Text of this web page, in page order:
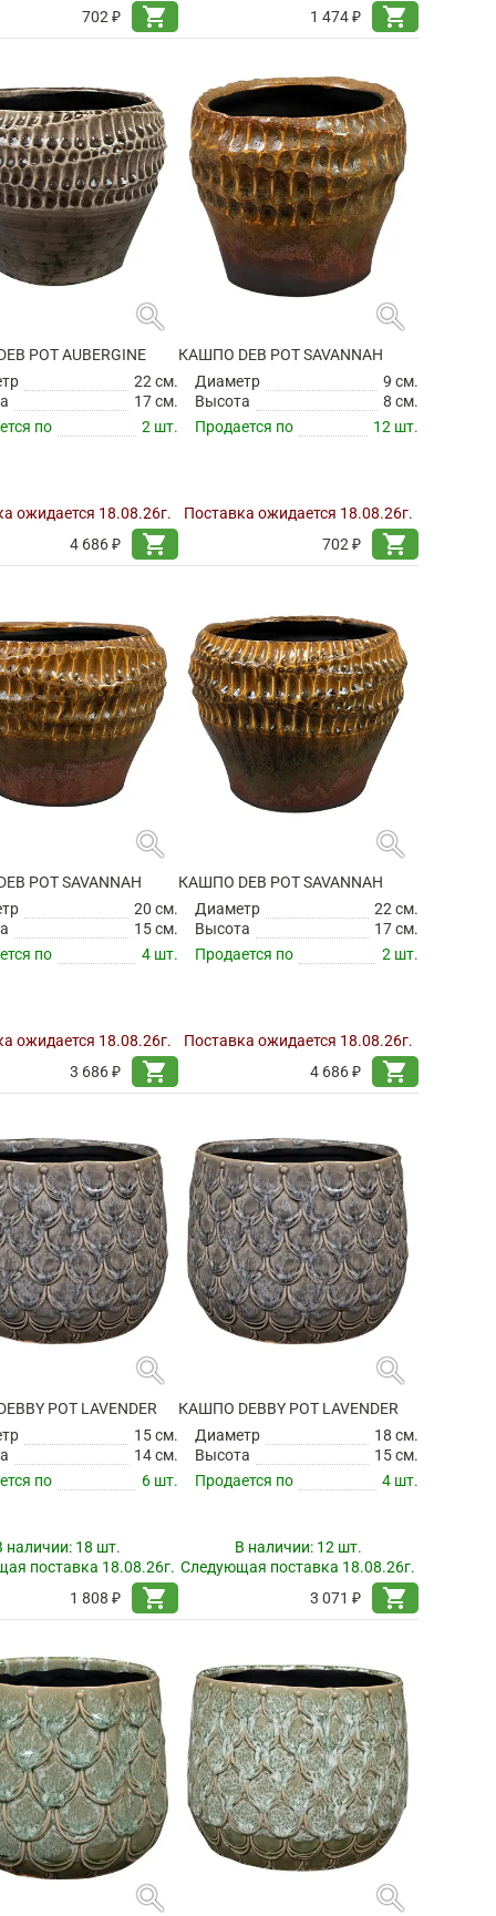
702 ₽
shopping_cart
1 474 ₽
shopping_cart
search
POT AUBERGINE
22 см.
17 см.
по
2 шт.
ожидается 18.08.26г.
4 686 ₽
shopping_cart
search
КАШПО DEB POT SAVANNAH
Диаметр
9 см.
Высота
8 см.
Продается по
12 шт.
Поставка ожидается 18.08.26г.
702 ₽
shopping_cart
search
POT SAVANNAH
20 см.
15 см.
по
4 шт.
ожидается 18.08.26г.
3 686 ₽
shopping_cart
search
КАШПО DEB POT SAVANNAH
Диаметр
22 см.
Высота
17 см.
Продается по
2 шт.
Поставка ожидается 18.08.26г.
4 686 ₽
shopping_cart
search
POT LAVENDER
15 см.
14 см.
по
6 шт.
наличии: 18 шт.
поставка 18.08.26г.
1 808 ₽
shopping_cart
search
КАШПО DEBBY POT LAVENDER
Диаметр
18 см.
Высота
15 см.
Продается по
4 шт.
В наличии: 12 шт.
Следующая поставка 18.08.26г.
3 071 ₽
shopping_cart
search search